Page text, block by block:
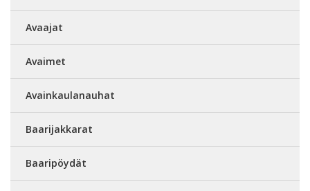
Avaajat
Avaimet
Avainkaulanauhat
Baarijakkarat
Baaripöydät